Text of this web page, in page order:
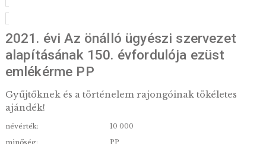
2021. évi Az önálló ügyészi
alapításának 150. évfordulója ezüst
emlékérme PP